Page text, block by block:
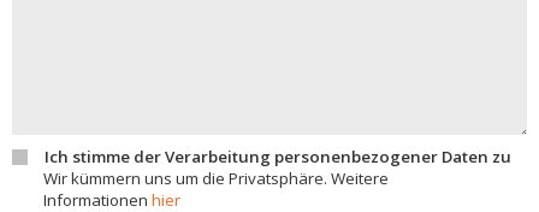
Ich stimme der Verarbeitung personenbezogener Daten zu
Wir kümmern uns um die Privatsphäre. Weitere
Informationen hier